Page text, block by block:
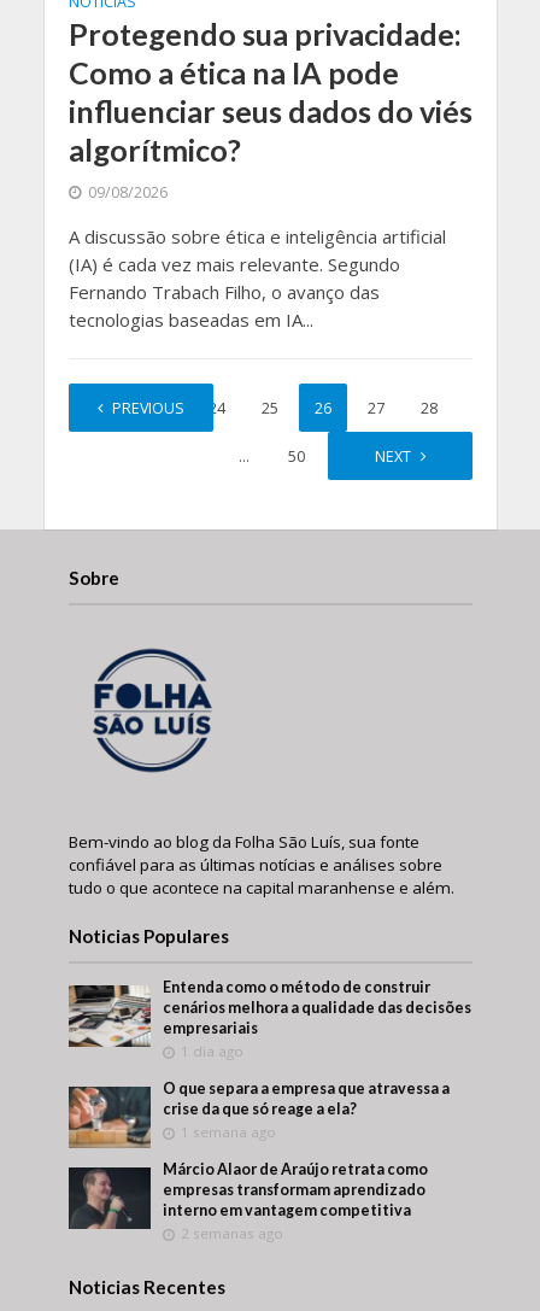
Protegendo sua privacidade:
Como a ética na IA pode
influenciar seus dados do viés
algorítmico?
09/08/2026
A discussão sobre ética e inteligência artificial
(IA) é cada vez mais relevante. Segundo
Fernando Trabach Filho, o avanço das
tecnologias baseadas em IA...
PREVIOUS
1 … 24 25 26 27 28
… 50 NEXT
Sobre
Bem-vindo ao blog da Folha São Luís, sua fonte
confiável para as últimas notícias e análises sobre
tudo o que acontece na capital maranhense e além.
Noticias Populares
Entenda como o método de construir
cenários melhora a qualidade das decisões
empresariais
1 dia ago
O que separa a empresa que atravessa a
crise da que só reage a ela?
1 semana ago
Márcio Alaor de Araújo retrata como
empresas transformam aprendizado
interno em vantagem competitiva
2 semanas ago
Noticias Recentes